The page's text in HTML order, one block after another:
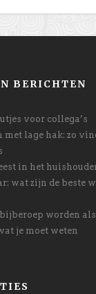
BERICHTEN
voor collega’s
met lage hak: zo
in het
wat zijn de beste
worden
je moet weten